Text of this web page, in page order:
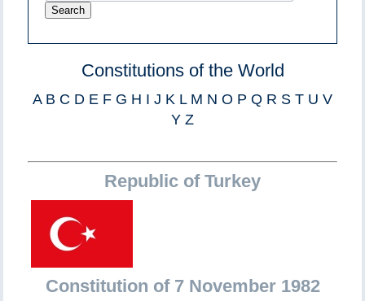
Constitutions of the World
A B C D E F G H I J K L M N O P Q R S T U V
Y Z
Republic of Turkey
Constitution of 7 November 1982